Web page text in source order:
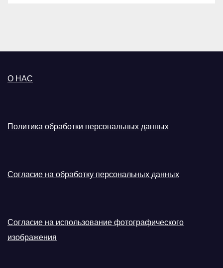
О НАС
Политика обработки персональных данных
Согласие на обработку персональных данных
Согласие на использование фотографического
изображения